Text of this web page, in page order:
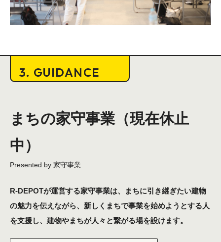
3. GUIDANCE
まちの家守事業（現在休止
中）
R-DEPOTが運営する家守事業は、まちに引き継ぎたい建物
の魅力を伝えながら、新しくまちで事業を始めようとする人
を支援し、建物やまちが人々と繋がる場を設けます。